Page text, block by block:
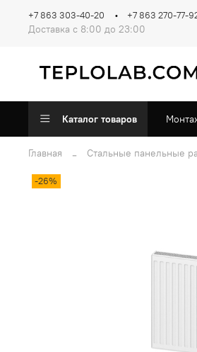
Доставка с 8:00 до 23:00
+7 863 303-40-20 +7 863 270-77-
Каталог товаров
Главная Стальные панельные
-26%